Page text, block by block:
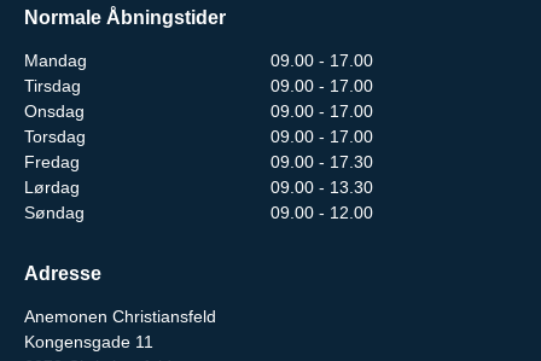
Normale Åbningstider
Mandag
09.00 - 17.00
Tirsdag
09.00 - 17.00
Onsdag
09.00 - 17.00
Torsdag
09.00 - 17.00
Fredag
09.00 - 17.30
Lørdag
09.00 - 13.30
Søndag
09.00 - 12.00
Adresse
Anemonen Christiansfeld
Kongensgade 11